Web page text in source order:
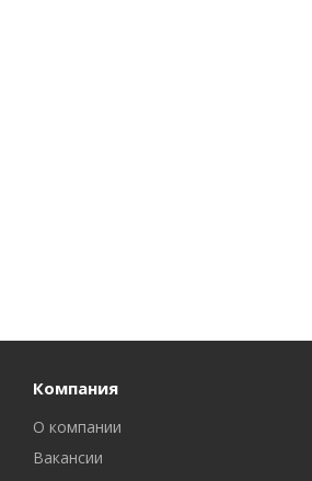
Компания
О компании
Вакансии